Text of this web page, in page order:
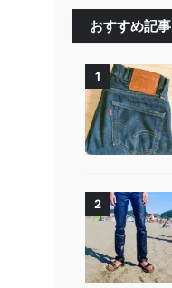
おすすめ記事
1
2